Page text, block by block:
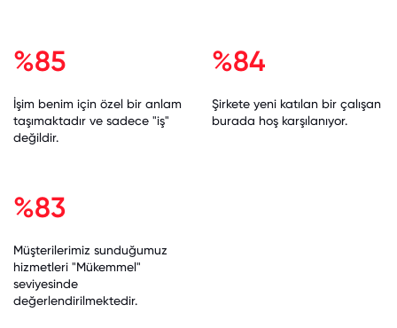
%85
İşim benim için özel bir anlam
taşımaktadır ve sadece "iş"
değildir.
%84
Şirkete yeni katılan bir çalışan
burada hoş karşılanıyor.
%83
Müşterilerimiz sunduğumuz
hizmetleri "Mükemmel"
seviyesinde
değerlendirilmektedir.